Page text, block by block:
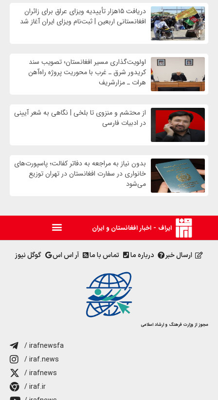
دریافت ۱۵هزار تأییدیه ویزای عراق برای زائران
افغانستانی اربعین | ثبت‌نام ویزای ایران آغاز شد
اولویت‌گذاری مسیر افغانستان؛ تصویب سند
کریدور شرق ـ غرب با محوریت پروژه راه‌آهن
هرات ـ مزارشریف
از محتشم و منزوی تا بلخی | نگاهی به شعر آیینی
در ادبیات فارسی
بدون نیاز به مراجعه به دفاتر کفالت؛ پاسپورت‌های
خانواری در سفارت افغانستان در تهران توزیع
می‌شود
ایراف - اخبار افغانستان و ایران
ارسال خبر درباره ما تماس با ما آر اس اس گوگل نیوز
مجوز از وزارت فرهنگ و ارشاد اسلامی
/ irafnewsfa
/ iraf.news
/ irafnews
/ iraf.ir